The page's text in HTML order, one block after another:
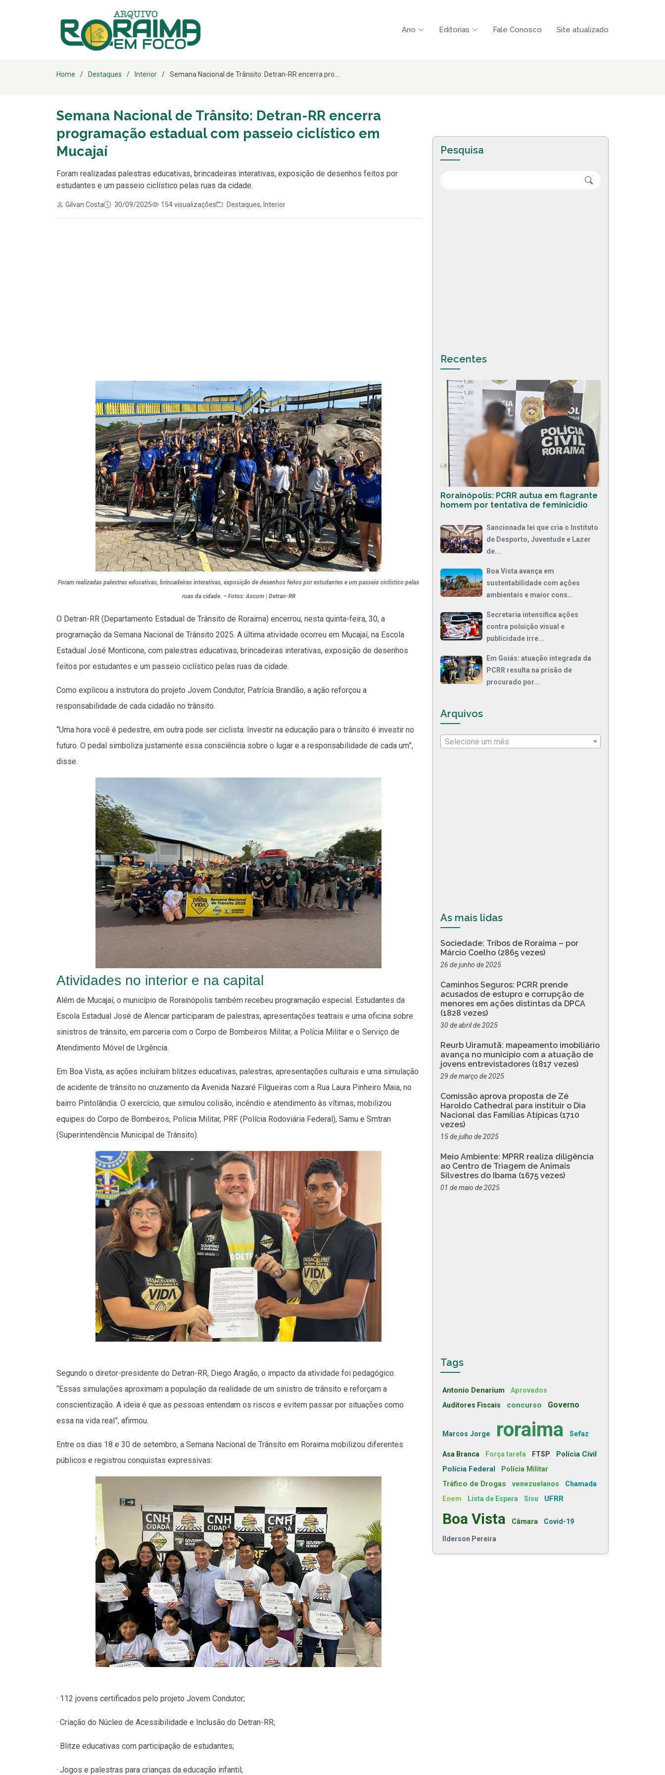
Ano Editorias Fale Conosco Site atualizado
Home Destaques Interior Semana Nacional de Trânsito: Detran-RR encerra pro...
Semana Nacional de Trânsito: Detran-RR encerra
programação estadual com passeio ciclístico em
Mucajaí
Foram realizadas palestras educativas, brincadeiras interativas, exposição de desenhos feitos por
estudantes e um passeio ciclístico pelas ruas da cidade.
Gilvan Costa 30/09/2025 154 visualizações Destaques, Interior
Foram realizadas palestras educativas, brincadeiras interativas, exposição de desenhos feitos por estudantes e um passeio ciclístico pelas
ruas da cidade. – Fotos: Ascom | Detran-RR
O Detran-RR (Departamento Estadual de Trânsito de Roraima) encerrou, nesta quinta-feira, 30, a
programação da Semana Nacional de Trânsito 2025. A última atividade ocorreu em Mucajaí, na Escola
Estadual José Monticone, com palestras educativas, brincadeiras interativas, exposição de desenhos
feitos por estudantes e um passeio ciclístico pelas ruas da cidade.
Como explicou a instrutora do projeto Jovem Condutor, Patrícia Brandão, a ação reforçou a
responsabilidade de cada cidadão no trânsito.
“Uma hora você é pedestre, em outra pode ser ciclista. Investir na educação para o trânsito é investir no
futuro. O pedal simboliza justamente essa consciência sobre o lugar e a responsabilidade de cada um”,
disse.
Atividades no interior e na capital
Além de Mucajaí, o município de Rorainópolis também recebeu programação especial. Estudantes da
Escola Estadual José de Alencar participaram de palestras, apresentações teatrais e uma oficina sobre
sinistros de trânsito, em parceria com o Corpo de Bombeiros Militar, a Polícia Militar e o Serviço de
Atendimento Móvel de Urgência.
Em Boa Vista, as ações incluíram blitzes educativas, palestras, apresentações culturais e uma simulação
de acidente de trânsito no cruzamento da Avenida Nazaré Filgueiras com a Rua Laura Pinheiro Maia, no
bairro Pintolândia. O exercício, que simulou colisão, incêndio e atendimento às vítimas, mobilizou
equipes do Corpo de Bombeiros, Polícia Militar, PRF (Polícia Rodoviária Federal), Samu e Smtran
(Superintendência Municipal de Trânsito).
Segundo o diretor-presidente do Detran-RR, Diego Aragão, o impacto da atividade foi pedagógico.
“Essas simulações aproximam a população da realidade de um sinistro de trânsito e reforçam a
conscientização. A ideia é que as pessoas entendam os riscos e evitem passar por situações como
essa na vida real”, afirmou.
Entre os dias 18 e 30 de setembro, a Semana Nacional de Trânsito em Roraima mobilizou diferentes
públicos e registrou conquistas expressivas:
· 112 jovens certificados pelo projeto Jovem Condutor;
· Criação do Núcleo de Acessibilidade e Inclusão do Detran-RR;
· Blitze educativas com participação de estudantes;
· Jogos e palestras para crianças da educação infantil;
Pesquisa
Recentes
Rorainópolis: PCRR autua em flagrante
homem por tentativa de feminicídio
Sancionada lei que cria o Instituto
de Desporto, Juventude e Lazer
de...
Boa Vista avança em
sustentabilidade com ações
ambientais e maior cons...
Secretaria intensifica ações
contra poluição visual e
publicidade irre...
Em Goiás: atuação integrada da
PCRR resulta na prisão de
procurado por...
Arquivos
Selecione um mês
As mais lidas
Sociedade: Tribos de Roraima – por
Márcio Coelho (2865 vezes)
26 de junho de 2025
Caminhos Seguros: PCRR prende
acusados de estupro e corrupção de
menores em ações distintas da DPCA
(1828 vezes)
30 de abril de 2025
Reurb Uiramutã: mapeamento imobiliário
avança no município com a atuação de
jovens entrevistadores (1817 vezes)
29 de março de 2025
Comissão aprova proposta de Zé
Haroldo Cathedral para instituir o Dia
Nacional das Famílias Atípicas (1710
vezes)
15 de julho de 2025
Meio Ambiente: MPRR realiza diligência
ao Centro de Triagem de Animais
Silvestres do Ibama (1675 vezes)
01 de maio de 2025
Tags
Antonio Denarium Aprovados
Auditores Fiscais concurso Governo
Marcos Jorge roraima Sefaz
Asa Branca Força tarefa FTSP
Polícia Civil
Polícia Federal
Polícia Militar
Tráfico de Drogas venezuelanos
Chamada
Enem
Lista de Espera Sisu UFRR
Boa Vista Câmara Covid-19
Ilderson Pereira